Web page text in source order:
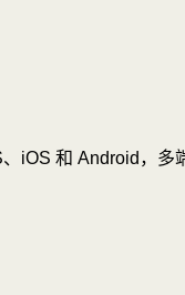
iOS 和 Android，多